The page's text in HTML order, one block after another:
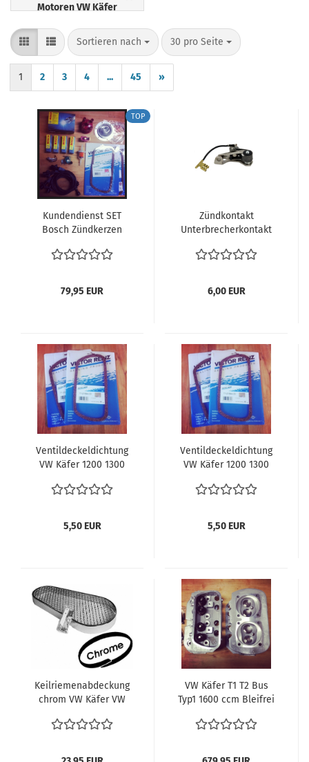
Motoren VW Käfer
Sortieren nach
Sortieren nach 30 pro Seite
pro Seite
1 2 3 4 ... 45 »
TOP
Kundendienst SET
Bosch Zündkerzen
Verteilerkappe Vw
1303 Golf 1 Bus T2 T3
Karmann Ghia
W8AC,
Unterbrecherkontakt
VW Käfer)
79,95 EUR
Zündkontakt
Unterbrecherkontakt
T2b 68-85 Bus T3
Unterbrecher
6,00 EUR
Ventildeckeldichtung
VW Käfer 1200 1300
VW Bus T1 T2 Typ1
5,50 EUR
Ventildeckeldichtung
VW Käfer 1200 1300
VW Bus T1 T2 Typ1 34-
5,50 EUR
Keilriemenabdeckung
chrom VW Käfer VW
VW Käfer T1 T2 Bus
Typ1 1600 ccm Bleifrei
Zylinderköpfe komplett
Zylinderkopf